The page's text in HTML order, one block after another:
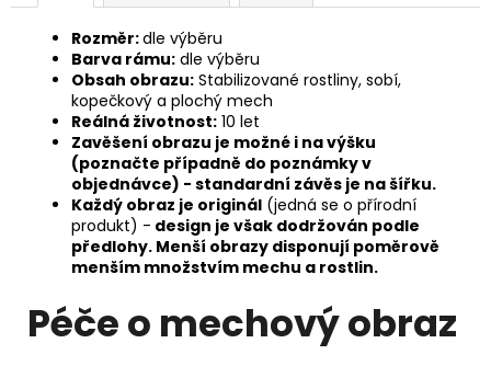
Rozměr:dle výběru
Barva rámu: dle výběru
Obsah obrazu: Stabilizované rostliny, sobí,
kopečkový a plochý mech
Reálná životnost: 10 let
Zavěšení obrazu je možné i na výšku
(poznačte případně do poznámky v
objednávce) - standardní závěs je na šířku.
Každý obraz je originál (jedná se o přírodní
produkt) - design je však dodržován podle
předlohy. Menší obrazy disponují poměrově
menším množstvím mechu a rostlin.
Péče o mechový obraz